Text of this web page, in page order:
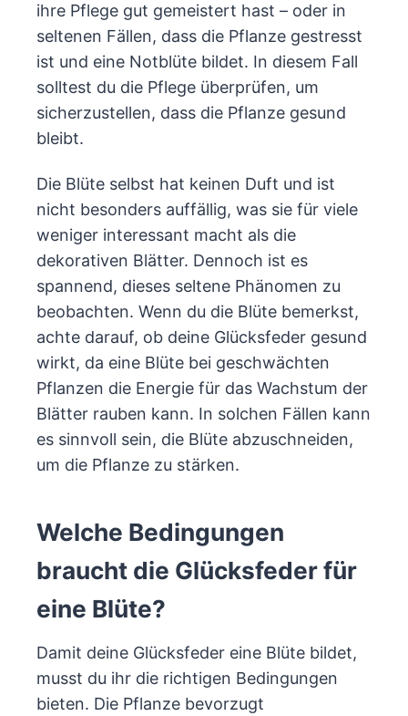
ihre Pflege gut gemeistert hast – oder in
seltenen Fällen, dass die Pflanze gestresst
ist und eine Notblüte bildet. In diesem Fall
solltest du die Pflege überprüfen, um
sicherzustellen, dass die Pflanze gesund
bleibt.
Die Blüte selbst hat keinen Duft und ist
nicht besonders auffällig, was sie für viele
weniger interessant macht als die
dekorativen Blätter. Dennoch ist es
spannend, dieses seltene Phänomen zu
beobachten. Wenn du die Blüte bemerkst,
achte darauf, ob deine Glücksfeder gesund
wirkt, da eine Blüte bei geschwächten
Pflanzen die Energie für das Wachstum der
Blätter rauben kann. In solchen Fällen kann
es sinnvoll sein, die Blüte abzuschneiden,
um die Pflanze zu stärken.
Welche Bedingungen
braucht die Glücksfeder für
eine Blüte?
Damit deine Glücksfeder eine Blüte bildet,
musst du ihr die richtigen Bedingungen
bieten. Die Pflanze bevorzugt